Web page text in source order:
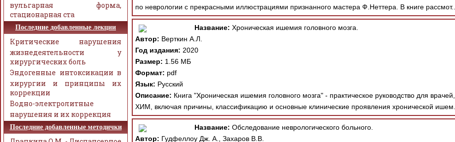
по неврологии с прекрасными иллюстрациями признанного мастера Ф.Неттера. В книге рассмот...
Название: Хроническая ишемия головного мозга.
Автор: Верткин А.Л.
Год издания: 2020
Размер: 1.56 МБ
Формат: pdf
Язык: Русский
Описание: Книга "Хроническая ишемия головного мозга" - практическое руководство для
ХИМ, включая причины, классификацию и основные клинические проявления хронической
Название: Обследование неврологического больного.
Автор: Гудфеллоу Дж. А., Захаров В.В.
вульгарная форма,
стационарная ста
Последние добавленные лекции
Критические нарушения
жизнедеятельности у
хирургических боль
Эндогенные интоксикации в
хирургии и принципы их
коррекции
Водно-электролитные
нарушения и их коррекция
Последние добавленные методички